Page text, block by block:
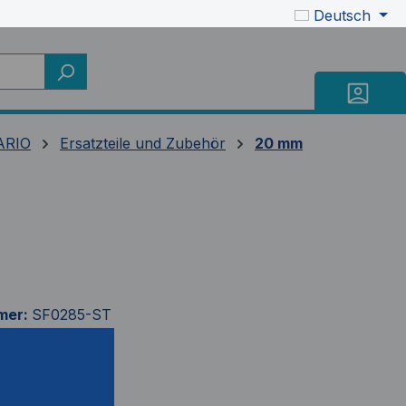
Deutsch
Ersatzteile und Zubehör 20 mm
SF0285-ST